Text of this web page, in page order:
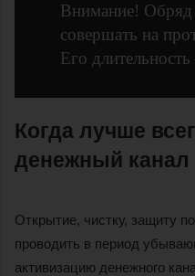
Внимание! Обряд
совершать на
Его
Когда лучше
денежный канал
Открытие, чистку, защиту
проводить в период
активизацию денежного